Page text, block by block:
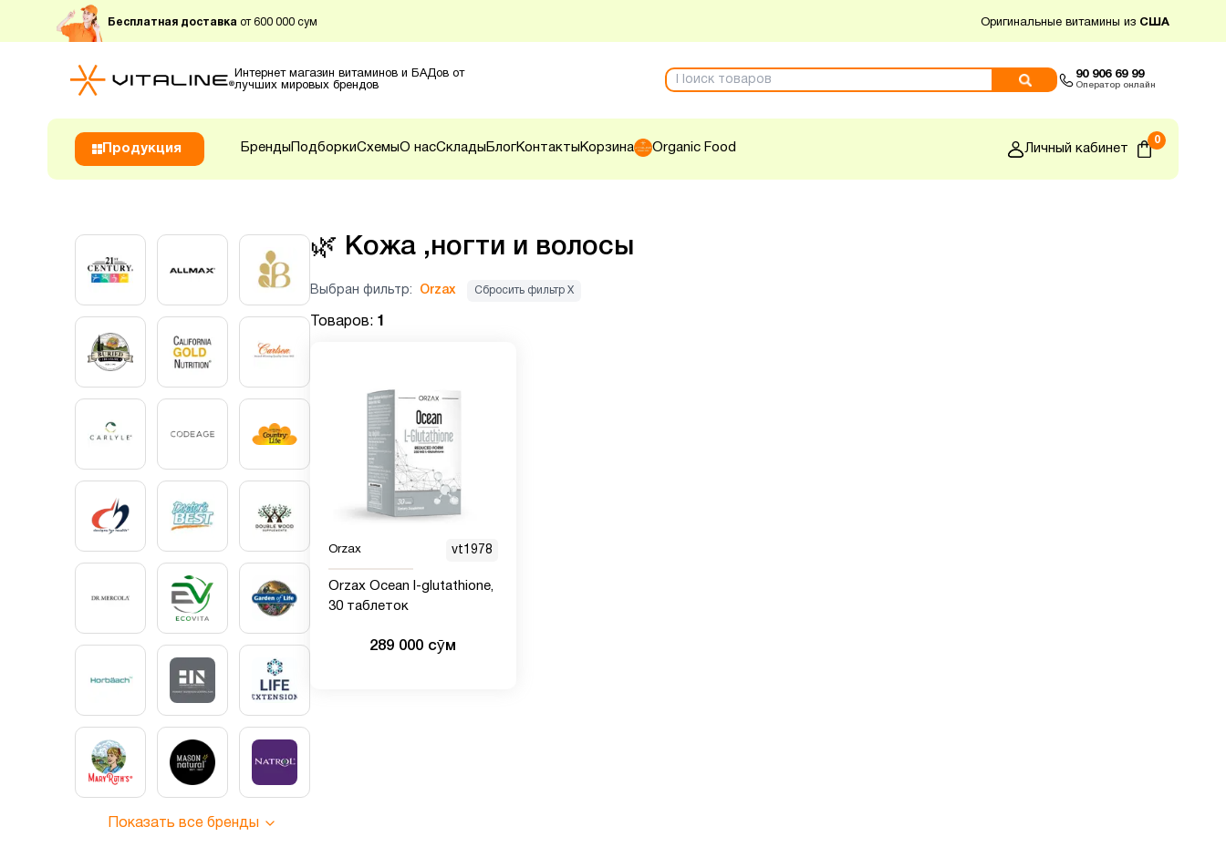
Бесплатная доставка от 600 000 сум Оригинальные витамины из США
Интернет магазин витаминов и БАДов от
лучших мировых брендов
90 906 69 99
Оператор онлайн
Продукция Бренды ПодборкиСхемыО насСклады БлогКонтакты Корзина Organic Food Личный кабинет
0
Показать все бренды
🌿 Кожа ,ногти и волосы
Выбран фильтр: Orzax Сбросить фильтр Х
Товаров: 1
Orzax vt1978
Orzax Ocean l-glutathione,
30 таблеток
289 000 сӯм